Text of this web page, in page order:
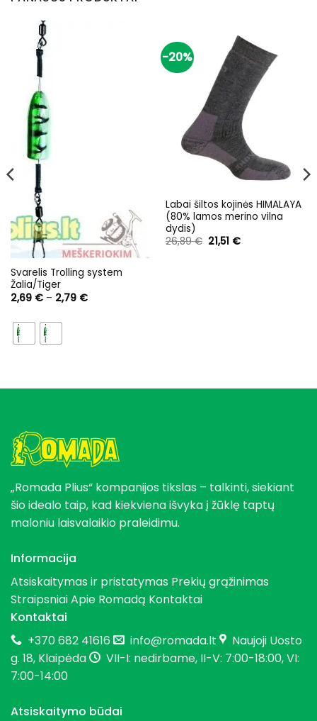
Svarelis Trolling system
Žalia/Tiger
2,69 € – 2,79 €Price
-20%
Labai šiltos kojinės HIMALAYA
(80% lamos merino vilna
dydis)
26,89€ Original
price
21,51 €Current
„Romada Plius“ kompanijos tikslas – talkinti, siekiant
šio idealo taip, kad kiekviena išvyka į žūklę taptų
maloniu laisvalaikio praleidimu.
Informacija
Atsiskaitymas ir pristatymas Prekių grąžinimas
StraipsniaiApie Romadą Kontaktai
Kontaktai
+370 682 41616
info@romada.lt
Naujoji Uosto
g. 18, Klaipėda
VII-I: nedirbame, II-V: 7:00-18:00, VI:
7:00-14:00
Atsiskaitymo būdai